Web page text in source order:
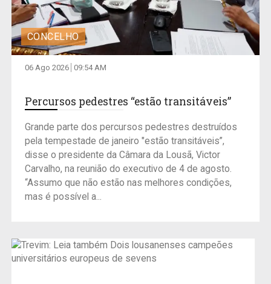
CONCELHO
06 Ago 2026 09:54 AM
Percursos pedestres “estão transitáveis”
Grande parte dos percursos pedestres destruídos
pela tempestade de janeiro "estão transitáveis”,
disse o presidente da Câmara da Lousã, Victor
Carvalho, na reunião do executivo de 4 de agosto.
“Assumo que não estão nas melhores condições,
mas é possível a...